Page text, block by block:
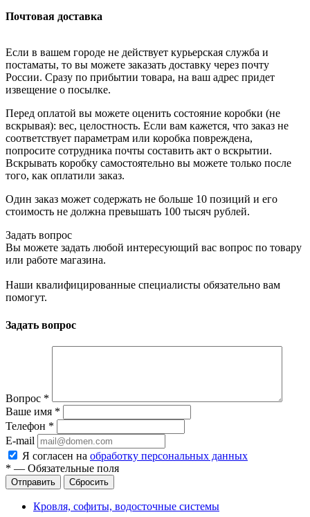
Почтовая доставка
Если в вашем городе не действует курьерская служба и
постаматы, то вы можете заказать доставку через почту
России. Сразу по прибытии товара, на ваш адрес придет
извещение о посылке.
Перед оплатой вы можете оценить состояние коробки (не
вскрывая): вес, целостность. Если вам кажется, что заказ не
соответствует параметрам или коробка повреждена,
попросите сотрудника почты составить акт о вскрытии.
Вскрывать коробку самостоятельно вы можете только после
того, как оплатили заказ.
Один заказ может содержать не больше 10 позиций и его
стоимость не должна превышать 100 тысяч рублей.
Задать вопрос
Вы можете задать любой интересующий вас вопрос по товару
или работе магазина.
Наши квалифицированные специалисты обязательно вам
помогут.
Задать вопрос
Вопрос *
Ваше имя *
Телефон *
E-mail
Я согласен на обработку персональных данных
* — Обязательные поля
Отправить Сбросить
Кровля, софиты, водосточные системы